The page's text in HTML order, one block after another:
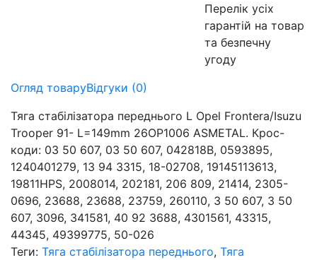
Перелік усіх
гарантій на товар
та безпечну
угоду
Огляд товаруВідгуки (0)
Тяга стабілізатора переднього L Opel Frontera/Isuzu
Trooper 91- L=149mm 26OP1006 ASMETAL. Крос-
коди: 03 50 607, 03 50 607, 042818B, 0593895,
1240401279, 13 94 3315, 18-02708, 19145113613,
19811HPS, 2008014, 202181, 206 809, 21414, 2305-
0696, 23688, 23688, 23759, 260110, 3 50 607, 3 50
607, 3096, 341581, 40 92 3688, 4301561, 43315,
44345, 49399775, 50-026
Теги: Тяга стабілізатора переднього, Тяга